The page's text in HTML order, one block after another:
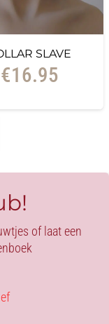
SLAVE
€16.95
of laat een